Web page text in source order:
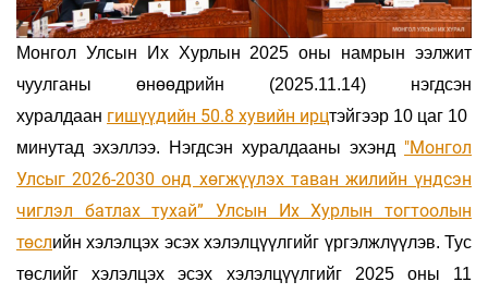
Монгол Улсын Их Хурлын 2025 оны намрын ээлжит
чуулганы өнөөдрийн (2025.11.14) нэгдсэн
хуралдаан гишүүдийн 50.8 хувийн ирцтэйгээр 10 цаг 10
минутад эхэллээ. Нэгдсэн хуралдааны эхэнд "Монгол
Улсыг 2026-2030 онд хөгжүүлэх таван жилийн үндсэн
чиглэл батлах тухай” Улсын Их Хурлын тогтоолын
төслийн хэлэлцэх эсэх хэлэлцүүлгийг үргэлжлүүлэв. Тус
төслийг хэлэлцэх эсэх хэлэлцүүлгийг 2025 оны 11